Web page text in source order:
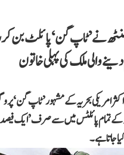
کنٹھ نے ’ٹاپ گن‘ پائلٹ بن
دینے والی ملک کی پہلی خاتون
امریکی بحریہ کے مشہور ’ٹاپ گن‘
کے تمام پائلٹس میں سے صرف ’ایک
جاتا ہے۔